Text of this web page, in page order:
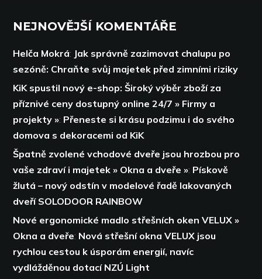
NEJNOVĚJŠÍ KOMENTÁŘE
Helča Mokrá: Jak správně zazimovat chalupu po
sezóně: Chraňte svůj majetek před zimními riziky
KiK spustil nový e-shop: Široký výběr zboží za
příznivé ceny dostupný online 24/7 » Firmy a
projekty »: Přeneste si krásu podzimu i do svého
domova s dekoracemi od KiK
Špatně zvolené vchodové dveře jsou hrozbou pro
vaše zdraví i majetek » Okna a dveře »: Pískově
žlutá – nový odstín v modelové řadě lakovaných
dveří SOLODOOR RAINBOW
Nové ergonomické madlo střešních oken VELUX »
Okna a dveře: Nová střešní okna VELUX jsou
rychlou cestou k úsporám energií, navíc
vydlážděnou dotací NZÚ Light